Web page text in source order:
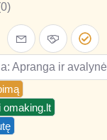
Apranga ir avalynė
omaking.lt